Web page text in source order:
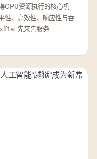
CPU资源执行的核心机
性、高效性、响应性与吞
先来先服务